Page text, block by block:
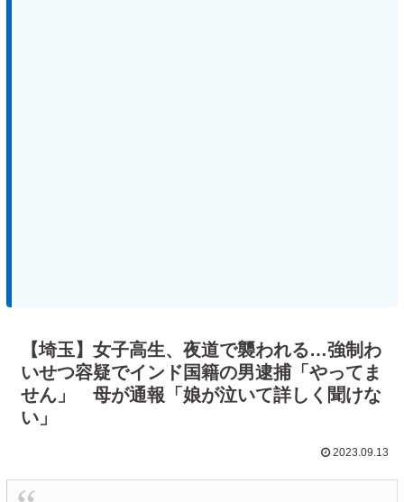
【埼玉】女子高生、夜道で襲われる…強制わ
いせつ容疑でインド国籍の男逮捕「やってま
せん」 母が通報「娘が泣いて詳しく聞けな
い」
2023.09.13